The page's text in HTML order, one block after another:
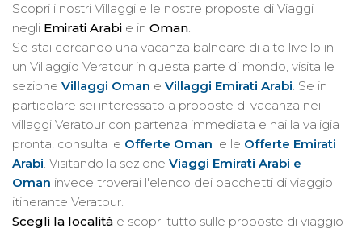
Scopri i nostri Villaggi e le nostre proposte di Viaggi
negli Emirati Arabi e in Oman.
Se stai cercando una vacanza balneare di alto livello in
un Villaggio Veratour in questa parte di mondo, visita le
sezione Villaggi Oman e Villaggi Emirati Arabi. Se in
particolare sei interessato a proposte di vacanza nei
villaggi Veratour con partenza immediata e hai la valigia
pronta, consulta le Offerte Oman e le Offerte Emirati
Arabi. Visitando la sezione Viaggi Emirati Arabi e
Oman invece troverai l'elenco dei pacchetti di viaggio
itinerante Veratour.
Scegli la località e scopri tutto sulle proposte di viaggio